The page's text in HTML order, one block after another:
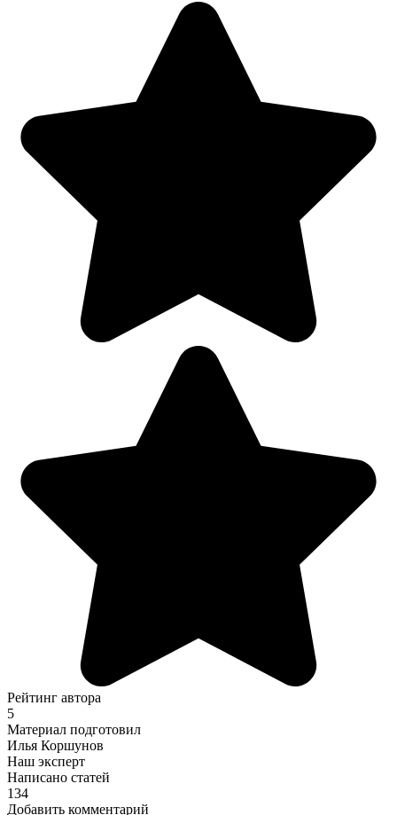
Рейтинг автора
5
Материал подготовил
Илья Коршунов
Наш эксперт
Написано статей
134
Добавить комментарий